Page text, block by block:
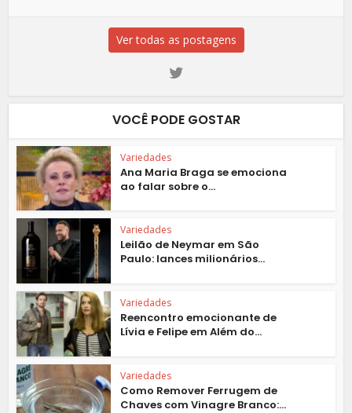
Ver todas as postagens
VOCÊ PODE GOSTAR
Variedades
Ana Maria Braga se emociona
ao falar sobre o...
Variedades
Leilão de Neymar em São
Paulo: lances milionários...
Variedades
Reencontro emocionante de
Lívia e Felipe em Além do...
Variedades
Como Remover Ferrugem de
Chaves com Vinagre Branco:...